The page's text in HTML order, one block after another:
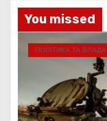
You missed
ПОЛІТИКА ТА ВЛАДА